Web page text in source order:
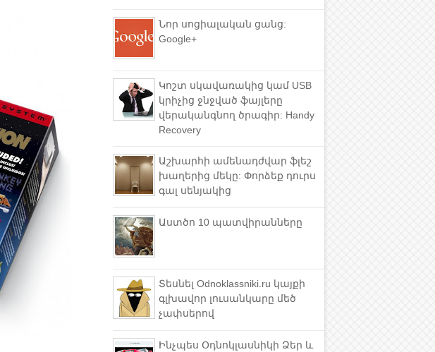
Նոր սոցիալական ցանց:
Google+
Կոշտ սկավառակից կամ USB
կրիչից ջնջված ֆայլերը
վերականգնող ծրագիր: Handy
Recovery
Աշխարհի ամենադժվար ֆլեշ
խաղերից մեկը: Փորձեք դուրս
գալ սենյակից
Աստծո 10 պատվիրանները
Տեսնել Odnoklassniki.ru կայքի
գլխավոր լուսանկարը մեծ
չափսերով
Ինչպես Օդնոկլասնիկի Ձեր և